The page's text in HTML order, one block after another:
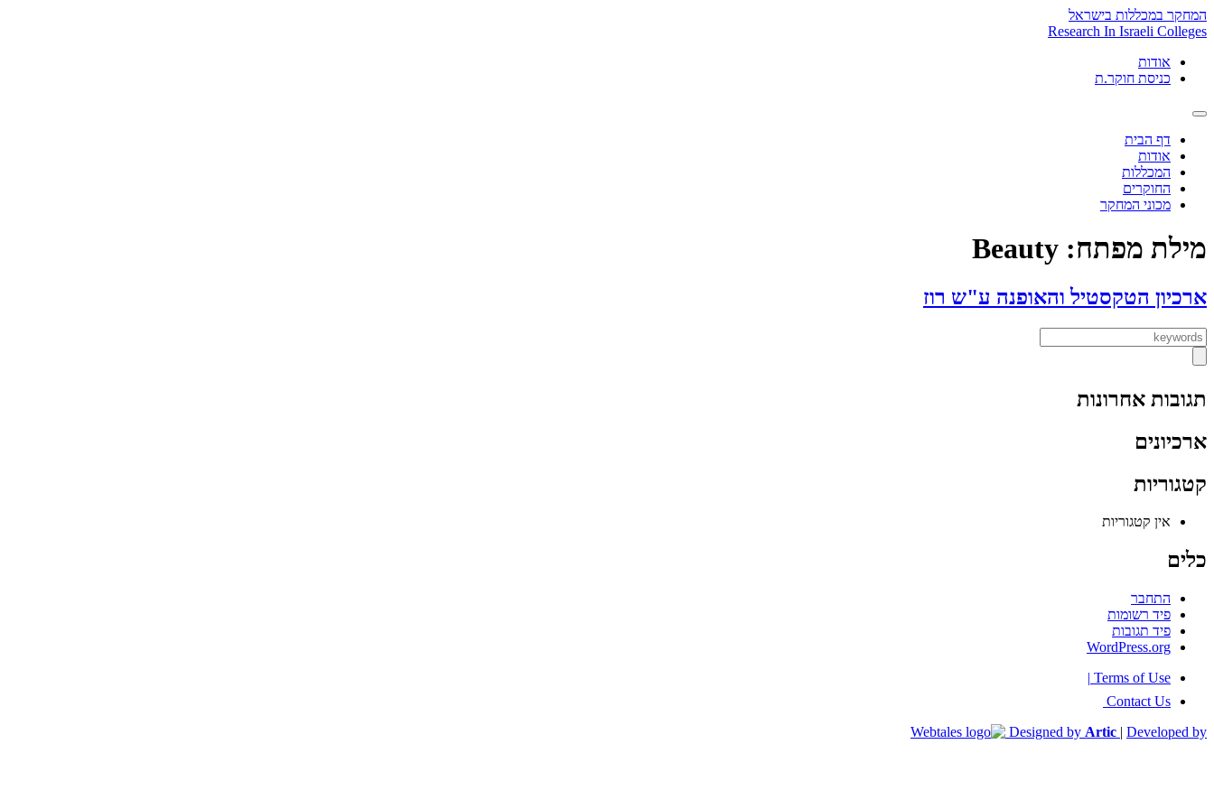
Skip
to
המחקר במכללות בישראל
Research In Israeli Colleges
אודות
כניסת חוקר.ת
דף הבית
אודות
המכללות
החוקרים
מכוני המחקר
מילת מפתח: Beauty
ארכיון הטקסטיל והאופנה ע"ש רוז
תגובות אחרונות
ארכיונים
קטגוריות
אין קטגוריות
כלים
התחבר
פיד רשומות
פיד תגובות
WordPress.org
Terms of Use
|
Contact Us
Designed by Artic | Developed by